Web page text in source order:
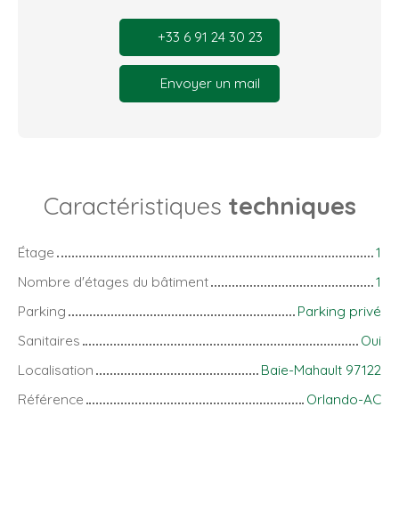
+33 6 91 24 30 23
Envoyer un mail
Caractéristiques techniques
Étage
1
Nombre d'étages du bâtiment
1
Parking
Parking privé
Sanitaires
Oui
Localisation
Baie-Mahault 97122
Référence
Orlando-AC